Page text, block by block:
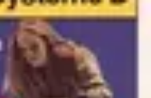
Bien-êtreÉvénementiel